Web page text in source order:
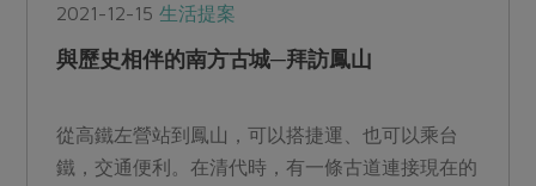
2021-12-15生活提案
與歷史相伴的南方古城─拜訪鳳山
從高鐵左營站到鳳山，可以搭捷運、也可以乘台
鐵，交通便利。在清代時，有一條古道連接現在的